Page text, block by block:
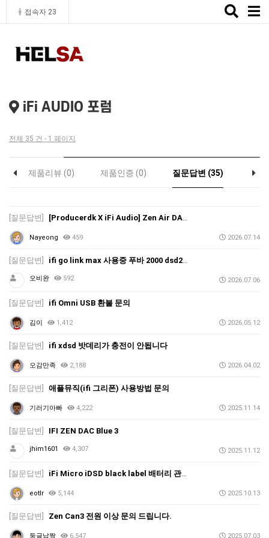
접속자 23
Toggle
iFi AUDIO 포럼
전체 35 건 - 1 페이지
제품리뷰 (0) 제품인증 (0) 질문답변 (35)
[질문답변] [Producerdk X iFi Audio] Zen Air DAC2
Nayeong 459 2026.07.14
[질문답변] ifi go link max 사용중 푸바 2000 dsd256 네이티브 재생시 화이트노이즈 발생 오류
오비완 592 2026.07.06
[질문답변] ifi Omni USB 환불 문의
김이 1,412 2026.05.12
[질문답변] ifi xdsd 밧데리가 충전이 안됩니다
오감만족 2,188 2026.04.02
[질문답변] 애플뮤직(ifi 그리폰) 사용방법 문의
기러기아빠 4,222 2025.11.14
[질문답변] IFI ZEN DAC Blue 3
jhim1601 4,307 2025.11.12
[질문답변] iFi Micro iDSD black label 배터리 관련 문의
eotlr 5,144 2025.10.13
[질문답변] Zen Can3 전원 이상 문의 드립니다.
둥글납짝 6,547 2025.07.03